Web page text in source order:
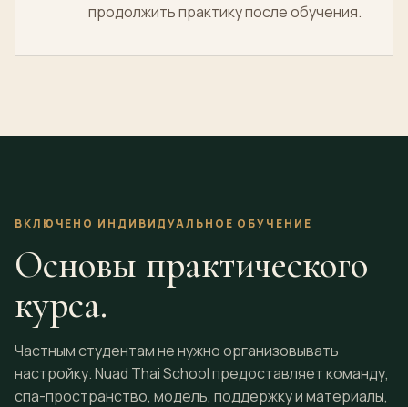
продолжить практику после обучения.
ВКЛЮЧЕНО ИНДИВИДУАЛЬНОЕ ОБУЧЕНИЕ
Основы практического
курса.
Частным студентам не нужно организовывать
настройку. Nuad Thai School предоставляет команду,
спа-пространство, модель, поддержку и материалы,